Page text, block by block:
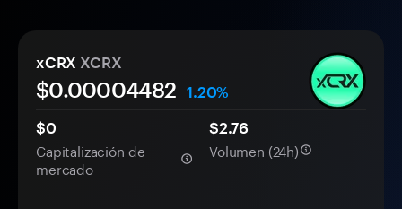
xCRX XCRX
$0.00004482
1.20%
$0
Capitalización de
mercado
$2.76
Volumen (24h)